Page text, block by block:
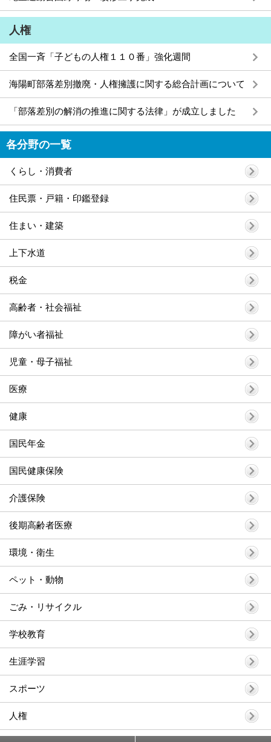
人権
全国一斉「子どもの人権１１０番」強化週間
海陽町部落差別撤廃・人権擁護に関する総合計画について
「部落差別の解消の推進に関する法律」が成立しました
各分野の一覧
くらし・消費者
住民票・戸籍・印鑑登録
住まい・建築
上下水道
税金
高齢者・社会福祉
障がい者福祉
児童・母子福祉
医療
健康
国民年金
国民健康保険
介護保険
後期高齢者医療
環境・衛生
ペット・動物
ごみ・リサイクル
学校教育
生涯学習
スポーツ
人権